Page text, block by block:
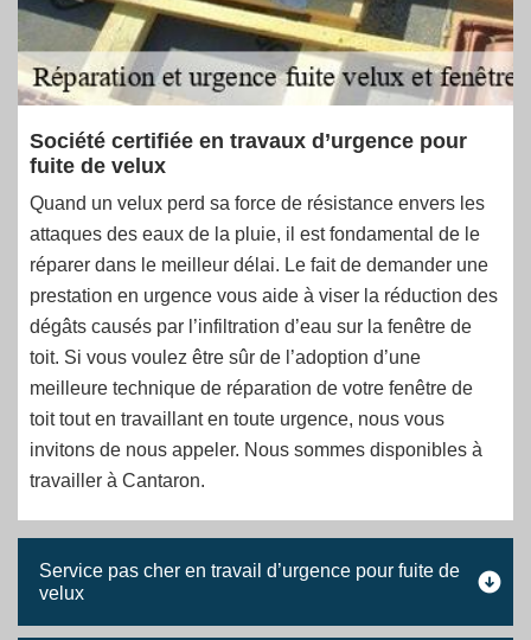
Société certifiée en travaux d’urgence pour
fuite de velux
Quand un velux perd sa force de résistance envers les
attaques des eaux de la pluie, il est fondamental de le
réparer dans le meilleur délai. Le fait de demander une
prestation en urgence vous aide à viser la réduction des
dégâts causés par l’infiltration d’eau sur la fenêtre de
toit. Si vous voulez être sûr de l’adoption d’une
meilleure technique de réparation de votre fenêtre de
toit tout en travaillant en toute urgence, nous vous
invitons de nous appeler. Nous sommes disponibles à
travailler à Cantaron.
Service pas cher en travail d’urgence pour fuite de
velux